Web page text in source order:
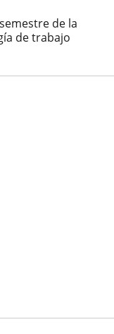
de la
de trabajo